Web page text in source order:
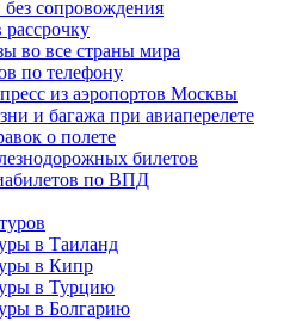
без сопровождения
во все страны мира
по телефону
из аэропортов Москвы
и багажа при авиаперелете
о полете
билетов
по ВПД
в Таиланд
в Кипр
в Турцию
в Болгарию